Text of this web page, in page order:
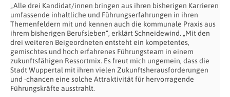
„Alle drei Kandidat/innen bringen aus ihren bisherigen Karrieren
umfassende inhaltliche und Führungserfahrungen in ihren
Themenfeldern mit und kennen auch die kommunale Praxis aus
ihrem bisherigen Berufsleben“, erklärt Schneidewind. „Mit den
drei weiteren Beigeordneten entsteht ein kompetentes,
gemischtes und hoch erfahrenes Führungsteam in einem
zukunftsfähigen Ressortmix. Es freut mich ungemein, dass die
Stadt Wuppertal mit ihren vielen Zukunftsherausforderungen
und -chancen eine solche Attraktivität für hervorragende
Führungskräfte ausstrahlt.